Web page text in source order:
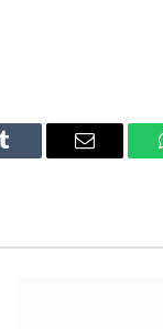
Tumblr Email